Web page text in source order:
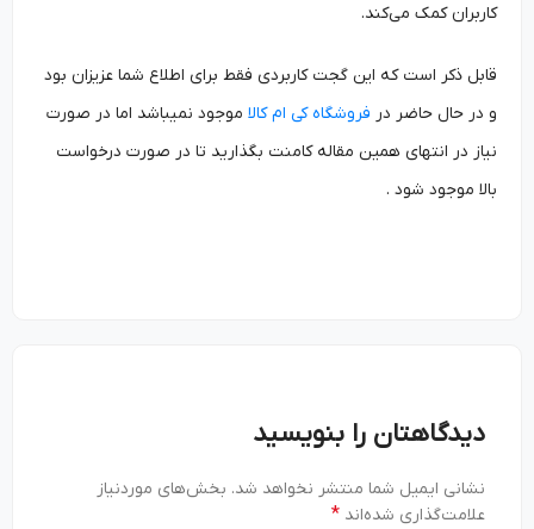
کاربران کمک می‌کند.
قابل ذکر است که این گجت کاربردی فقط برای اطلاع شما عزیزان بود
و در حال حاضر درفروشگاه کی ام کالاموجود نمیباشد اما در صورت
نیاز در انتهای همین مقاله کامنت بگذارید تا در صورت درخواست
بالا موجود شود .
دیدگاهتان را بنویسید
نشانی ایمیل شما منتشر نخواهد شد. بخش‌های موردنیاز
علامت‌گذاری شده‌اند*